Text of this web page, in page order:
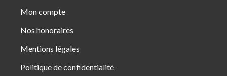
Mon compte
Nos honoraires
Mentions légales
Politique de confidentialité